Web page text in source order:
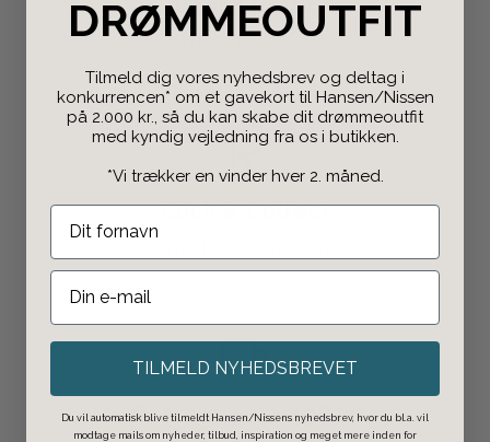
Gratis Retur
Click & Collect
Fri fragt over 498 kr
DRØMMEOUTFIT
Tilmeld dig vores nyhedsbrev og deltag i
konkurrencen* om et gavekort til Hansen/Nissen
på 2.000 kr., så du kan skabe dit drømmeoutfit
med kyndig vejledning fra os i butikken.
*Vi trækker en vinder hver 2. måned.
TILMELD NYHEDSBREVET
Du vil automatisk blive tilmeldt Hansen/Nissens nyhedsbrev, hvor du bl.a. vil
modtage mails om nyheder, tilbud, inspiration og meget mere inden for